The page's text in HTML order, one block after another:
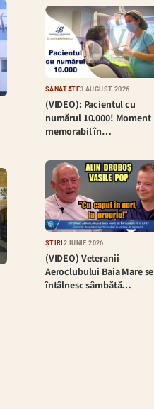
SĂNĂTATE3 AUGUST 2026
(VIDEO): Pacientul cu
numărul 10.000! Moment
memorabil în…
ȘTIRI 2 IUNIE 2026
(VIDEO) Veteranii
Aeroclubului Baia Mare se
întâlnesc sâmbătă…